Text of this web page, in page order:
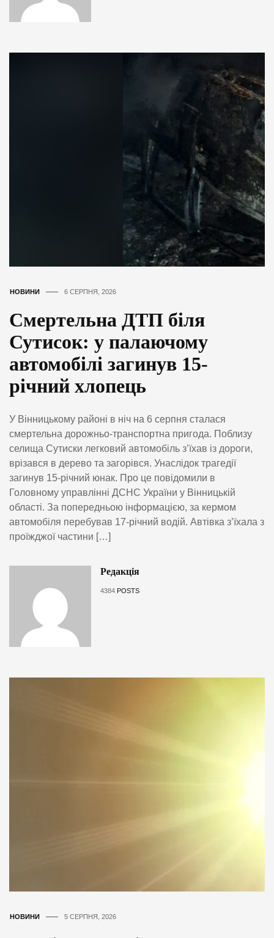
НОВИНИ 6 СЕРПНЯ, 2026
Смертельна ДТП біля
Сутисок: у палаючому
автомобілі загинув 15-
річний хлопець
У Вінницькому районі в ніч на 6 серпня сталася
смертельна дорожньо-транспортна пригода. Поблизу
селища Сутиски легковий автомобіль з’їхав із дороги,
врізався в дерево та загорівся. Унаслідок трагедії
загинув 15-річний юнак. Про це повідомили в
Головному управлінні ДСНС України у Вінницькій
області. За попередньою інформацією, за кермом
автомобіля перебував 17-річний водій. Автівка з’їхала з
проїжджої частини […]
Редакція
4384 POSTS
НОВИНИ 5 СЕРПНЯ, 2026